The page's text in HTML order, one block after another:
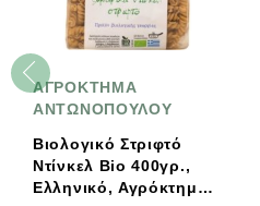
ΑΓΡΟΚΤΗΜΑ
ΑΝΤΩΝΟΠΟΥΛΟΥ
Βιολογικό Στριφτό
Ντίνκελ Bio 400γρ.,
Ελληνικό, Αγρόκτημα